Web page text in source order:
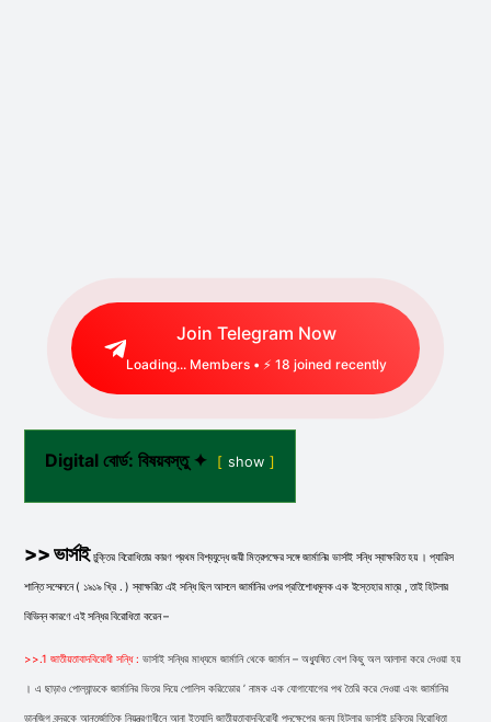
Join Telegram Now
Loading... Members • ⚡ 18 joined recently
Digital বোর্ড: বিষয়বস্তু ✦ show
>> ভার্সাই চুক্তির বিরােধিতার কারণ প্রথম বিশ্বযুদ্ধে জয়ী মিত্রপক্ষের সঙ্গে জার্মানির ভার্সাই সন্ধি স্বাক্ষরিত হয় । প্যারিস
শান্তি সম্মেলনে ( ১৯১৯ খ্রি . ) স্বাক্ষরিত এই সন্ধি ছিল আসলে জার্মানির ওপর প্রতিশােধমূলক এক ইস্তেহার মাত্র , তাই হিটলার
বিভিন্ন কারণে এই সন্ধির বিরােধিতা করেন–
>>.1 জাতীয়তাবাদবিরােধী সন্ধি : ভার্সাই সন্ধিরমাধ্যমে জার্মানি থেকে জার্মান – অধ্যুষিত বেশ কিছু অল আলাদা করে দেওয়া হয়
। এ ছাড়াও পােল্যান্ডকে জার্মানির ভিতর দিয়ে পােলিস করিডোের ’ নামক এক যােগাযােগের পথ তৈরি করে দেওয়া এবং জার্মানির
ডানজিগ বন্দরকে আন্তর্জাতিক নিয়ন্ত্রণাধীনে আনা ইত্যাদি জাতীয়তাবাদবিরােধী পদক্ষেপের জন্য হিটলার ভার্সাই চুক্তির বিরােধিতা